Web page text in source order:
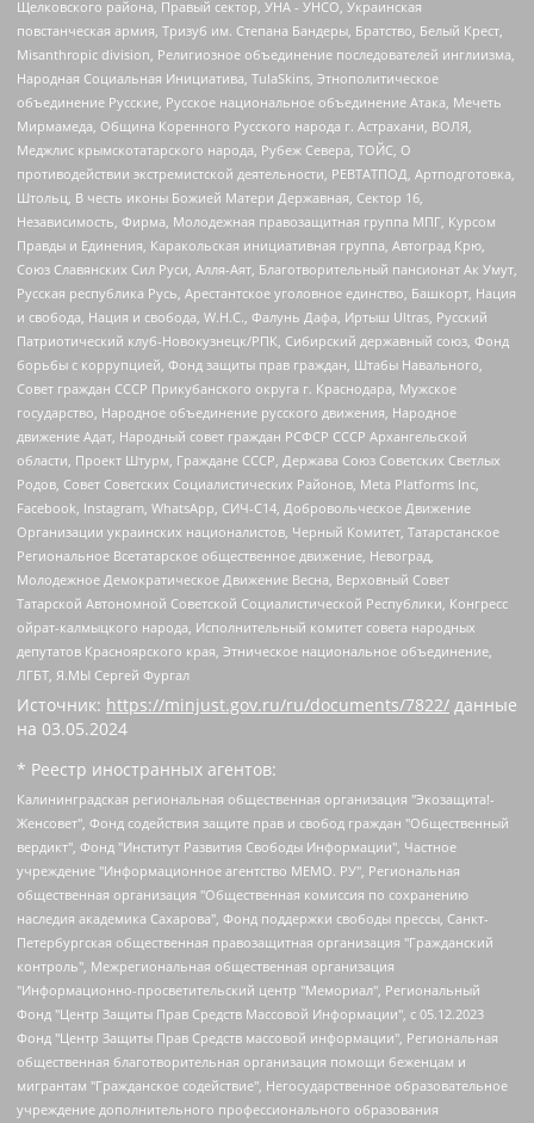
Щелковского района, Правый сектор, УНА - УНСО, Украинская
повстанческая армия, Тризуб им. Степана Бандеры, Братство, Белый Крест,
Misanthropic division, Религиозное объединение последователей инглиизма,
Народная Социальная Инициатива, TulaSkins, Этнополитическое
объединение Русские, Русское национальное объединение Атака, Мечеть
Мирмамеда, Община Коренного Русского народа г. Астрахани, ВОЛЯ,
Меджлис крымскотатарского народа, Рубеж Севера, ТОЙС, О
противодействии экстремистской деятельности, РЕВТАТПОД, Артподготовка,
Штольц, В честь иконы Божией Матери Державная, Сектор 16,
Независимость, Фирма, Молодежная правозащитная группа МПГ, Курсом
Правды и Единения, Каракольская инициативная группа, Автоград Крю,
Союз Славянских Сил Руси, Алля-Аят, Благотворительный пансионат Ак Умут,
Русская республика Русь, Арестантское уголовное единство, Башкорт, Нация
и свобода, Нация и свобода, W.H.С., Фалунь Дафа, Иртыш Ultras, Русский
Патриотический клуб-Новокузнецк/РПК, Сибирский державный союз, Фонд
борьбы с коррупцией, Фонд защиты прав граждан, Штабы Навального,
Совет граждан СССР Прикубанского округа г. Краснодара, Мужское
государство, Народное объединение русского движения, Народное
движение Адат, Народный совет граждан РСФСР СССР Архангельской
области, Проект Штурм, Граждане СССР, Держава Союз Советских Светлых
Родов, Совет Советских Социалистических Районов, Meta Platforms Inc,
Facebook, Instagram, WhatsApp, СИЧ-С14, Добровольческое Движение
Организации украинских националистов, Черный Комитет, Татарстанское
Региональное Всетатарское общественное движение, Невоград,
Молодежное Демократическое Движение Весна, Верховный Совет
Татарской Автономной Советской Социалистической Республики, Конгресс
ойрат-калмыцкого народа, Исполнительный комитет совета народных
депутатов Красноярского края, Этническое национальное объединение,
ЛГБТ, Я.МЫ Сергей Фургал
Источник: https://minjust.gov.ru/ru/documents/7822/ данные
на 03.05.2024
* Реестр иностранных агентов:
Калининградская региональная общественная организация "Экозащита!-Женсовет", Фонд содействия защите прав и свобод граждан "Общественный вердикт", Фонд "Институт Развития Свободы Информации", Частное учреждение "Информационное агентство МЕМО. РУ", Региональная общественная организация "Общественная комиссия по сохранению наследия академика Сахарова", Фонд поддержки свободы прессы, Санкт-Петербургская общественная правозащитная организация "Гражданский контроль", Межрегиональная общественная организация "Информационно-просветительский центр "Мемориал", Региональный Фонд "Центр Защиты Прав Средств Массовой Информации", с 05.12.2023 Фонд "Центр Защиты Прав Средств массовой информации", Региональная общественная благотворительная организация помощи беженцам и мигрантам "Гражданское содействие", Негосударственное образовательное учреждение дополнительного профессионального образования (повышение квалификации) специалистов "АКАДЕМИЯ ПО ПРАВАМ ЧЕЛОВЕКА", Свердловская региональная общественная организация "Сутяжник", Автономная некоммерческая организация "Центр независимых социологических исследований", Союз общественных объединений "Российский исследовательский центр по правам человека", Региональное общественное учреждение научно-информационный центр "МЕМОРИАЛ", Некоммерческая организация "Фонд защиты гласности", Автономная некоммерческая организация "Институт прав человека", Городская общественная организация "Екатеринбургское общество "МЕМОРИАЛ", Городская общественная организация "Рязанское историко-просветительское и правозащитное общество "Мемориал" (Рязанский Мемориал), Челябинский региональный орган общественной самодеятельности – женское общественное объединение "Женщины Евразии", Челябинский региональный орган общественной самодеятельности "Уральская правозащитная группа", Фонд содействия защите здоровья и социальной справедливости имени Андрея Рылькова, Автономная Некоммерческая Организация "Аналитический Центр Юрия Левады", Автономная некоммерческая организация социальной поддержки населения "Проект Апрель", Региональная общественная организация помощи женщинам и детям, находящимся в кризисной ситуации "Информационно-методический центр "Анна", Фонд содействия развитию массовых коммуникаций и правовому просвещению "Так-так-Так", Фонд содействия устойчивому развитию "Серебряная тайга", Свердловский региональный общественный фонд социальных проектов "Новое время", "Idel.Реалии", Кавказ.Реалии, Крым.Реалии, Телеканал Настоящее Время, Татаро-башкирская служба Радио Свобода (Azatliq Radiosi), Радио Свободная Европа/Радио Свобода (PCE/PC), "Сибирь.Реалии", "Фактограф", Благотворительный фонд помощи осужденным и их семьям, Автономная некоммерческая организация "Институт глобализации и социальных движений", Фонд "В защиту прав заключенных", Частное учреждение "Центр поддержки и содействия развитию средств массовой информации", Пензенский региональный общественный благотворительный фонд "Гражданский союз", "Север.Реалии", Некоммерческая организация Фонд "Правовая инициатива", Общество с ограниченной ответственностью "Радио Свободная Европа/Радио Свобода", Чешское информационное агентство "MEDIUM-ORIENT", Красноярская региональная общественная организация "Мы против СПИДа", Камалягин Денис Николаевич, Маркелов Сергей Евгеньевич, Пономарев Лев Александрович, Савицкая Людмила Алексеевна, Автономная некоммерческая организация "Центр по работе с проблемой насилия "НАСИЛИЮ.НЕТ", Межрегиональный профессиональный союз работников здравоохранения "Альянс врачей", Юридическое лицо, зарегистрированное в Латвийской Республике, SIA "Medusa Project" (регистрационный номер 40103797863, дата регистрации 10.06.2014), Некоммерческая организация "Фонд по борьбе с коррупцией", Автономная некоммерческая организация "Институт права и публичной политики", Баданин Роман Сергеевич, Гликин Максим Александрович, Железнова Мария Михайловна, Лукьянова Юлия Сергеевна, Маетная Елизавета Витальевна, Маняхин Петр Борисович, Чуракова Ольга Владимировна, Ярош Юлия Петровна, Юридическое лицо "The Insider SIA", зарегистрированное в Риге, Латвийская Республика (дата регистрации 26.06.2015), являющееся администратором доменного имени интернет-издания "The Insider SIA", https://theins.ru, Постернак Алексей Евгеньевич, Рубин Михаил Аркадьевич, Анин Роман Александрович, Юридическое лицо Istories fonds, зарегистрированное в Латвийской Республике (регистрационный номер 50008295751, дата регистрации 24.02.2020), Великовский Дмитрий Александрович, Долинина Ирина Николаевна, Мароховская Алеся Алексеевна, Шлейнов Роман Юрьевич, Шмагун Олеся Валентиновна, Общество с ограниченной ответственностью "Альтаир 2021", Общество с ограниченной ответственностью "Вега 2021", Общество с ограниченной ответственностью "Главный редактор 2021", Общество с ограниченной ответственностью "Ромашки монолит", Важенков Артем Валерьевич, Ивановская областная общественная организация "Центр гендерных исследований", Гурман Юрий Альбертович, Медиапроект "ОВД-Инфо", Егоров Владимир Владимирович, Жилинский Владимир Александрович, Общество с ограниченной ответственностью "ЗП", Иванова София Юрьевна, Карезина Инна Павловна, Кильтау Екатерина Викторовна, Петров Алексей Викторович, Пискунов Сергей Евгеньевич, Смирнов Сергей Сергеевич, Тихонов Михаил Сергеевич, Общество с ограниченной ответственностью "ЖУРНАЛИСТ-ИНОСТРАННЫЙ АГЕНТ", Арапова Галина Юрьевна, Вольтская Татьяна Анатольевна, Американская компания "Mason G.E.S. Anonymous Foundation" (США), являющаяся владельцем интернет-издания https://mnews.world/, Компания "Stichting Bellingcat", зарегистрированная в Нидерландах (дата регистрации 11.07.2018), Захаров Андрей Вячеславович, Клепиковская Екатерина Дмитриевна, Общество с ограниченной ответственностью "МЕМО", Перл Роман Александрович, Симонов Евгений Алексеевич, Соловьева Елена Анатольевна, Сотников Даниил Владимирович, Сурначева Елизавета Дмитриевна, Автономная некоммерческая организация по защите прав человека и информированию населения "Якутия – Наше Мнение", Общество с ограниченной ответственностью "Москоу диджитал медиа", с 26.01.2023 Общество с ограниченной ответственностью "Чайка Белые сады", Ветошкина Валерия Валерьевна, Заговора Максим Александрович, Межрегиональное общественное движение "Российская ЛГБТ - сеть", Оленичев Максим Владимирович, Павлов Иван Юрьевич, Скворцова Елена Сергеевна, Общество с ограниченной ответственностью "Как бы инагент", Кочетков Игорь Викторович, Общество с ограниченной ответственностью "Честные выборы", Еланчик Олег Александрович, Общество с ограниченной ответственностью "Нобелевский призыв", Гималова Регина Эмилевна, Григорьев Андрей Валерьевич, Григорьева Алина Александровна, Ассоциация по содействию защите прав призывников, альтернативнослужащих и военнослужащих "Правозащитная группа "Гражданин.Армия.Право", Хисамова Регина Фаритовна, Автономная некоммерческая организация по реализации социально-правовых программ "Лилит", Дальневосточное общественное движение "Маяк", Санкт-Петербургская ЛГБТ-инициативная группа "Выход", Инициативная группа ЛГБТ+ "Реверс", Алексеев Андрей Викторович, Бекбулатова Таисия Львовна, Беляев Иван Михайлович, Владыкина Елена Сергеевна, Гельман Марат Александрович, Никульшина Вероника Юрьевна, Толоконникова Надежда Андреевна, Шендерович Виктор Анатольевич, Общество с ограниченной ответственностью "Данное сообщение", Общество с ограниченной ответственностью Издательский дом "Новая глава", Айнбиндер Александра Александровна, Московский комьюнити-центр для ЛГБТ+инициатив, Благотворительный фонд развития филантропии, Deutsche Welle (Германия, Kurt-Schumacher-Strasse 3, 53113 Bonn), Борзунова Мария Михайловна, Воробьев Виктор Викторович, Голубева Анна Львовна, Константинова Алла Михайловна, Малкова Ирина Владимировна, Мурадов Мурад Абдулгалимович, Осетинская Елизавета Николаевна, Понасенков Евгений Николаевич, Ганапольский Матвей Юрьевич, Киселев Евгений Алексеевич, Борухович Ирина Григорьевна, Дремин Иван Тимофеевич, Дубровский Дмитрий Викторович, Красноярская региональная общественная организация поддержки и развития альтернативных образовательных технологий и межкультурных коммуникаций "ИНТЕРРА", Маяковская Екатерина Алексеевна, Фейгин Марк Захарович, Филимонов Андрей Викторович, Дзугкоева Регина Николаевна, Доброхотов Роман Александрович, Дудь Юрий Александрович, Елкин Сергей Владимирович, Кругликов Кирилл Игоревич, Сабунаева Мария Леонидовна, Семенов Алексей Владимирович, Шаинян Карен Багратович, Шульман Екатерина Михайловна, Асафьев Артур Валерьевич, Вахштайн Виктор Семенович, Венедиктов Алексей Алексеевич, Лушникова Екатерина Евгеньевна, Волков Леонид Михайлович, Невзоров Александр Глебович, Пархоменко Сергей Борисович, Сироткин Ярослав Николаевич, Кара-Мурза Владимир Владимирович, Баранова Наталья Владимировна, Гозман Леонид Яковлевич, Кагарлицкий Борис Юльевич, Климарев Михаил Валерьевич, Милов Владимир Станиславович, Автономная некоммерческая организация Краснодарский центр современного искусства "Типография", Моргенштерн Алишер Тагирович, Соболь Любовь Эдуардовна, Общество с ограниченной ответственностью "ЛИЗА НОРМ", Каспаров Гарри Кимович, Ходорковский Михаил Борисович, Общество с ограниченной ответственностью "Апрельские тезисы", Данилович Ирина Брониславовна, Кашин Олег Владимирович, Петров Николай Владимирович, Пивоваров Алексей Владимирович, Соколов Михаил Владимирович, Цветкова Юлия Владимировна, Чичваркин Евгений Александрович, Комитет против пыток/Команда против пыток, Общество с ограниченной ответственностью "Первый научный", Общество с ограниченной ответственностью "Вертолет и ко", Белоцерковская Вероника Борисовна, Кац Максим Евгеньевич, Лазарева Татьяна Юрьевна, Шаведдинов Руслан Табризович, Яшин Илья Валерьевич, Общество с ограниченной ответственностью "Иноагент ААВ", Алешковский Дмитрий Петрович, Альбац Евгения Марковна, Быков Дмитрий Львович, Галямина Юлия Евгеньевна, Лойко Сергей Леонидович, Мартынов Кирилл Константинович, Медведев Сергей Александрович, Крашенинников Федор Геннадиевич, Гордеева Катерина Вл